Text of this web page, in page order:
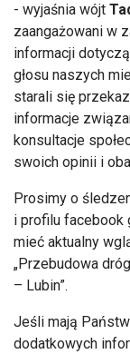
- wyjaśnia wójt
zaangażowani w
informacji
głosu naszych
starali się
informacje
konsultacje
swoich opinii i
Prosimy o
i profilu facebook
mieć aktualny
„Przebudowa
– Lubin”.
Jeśli mają
dodatkowych